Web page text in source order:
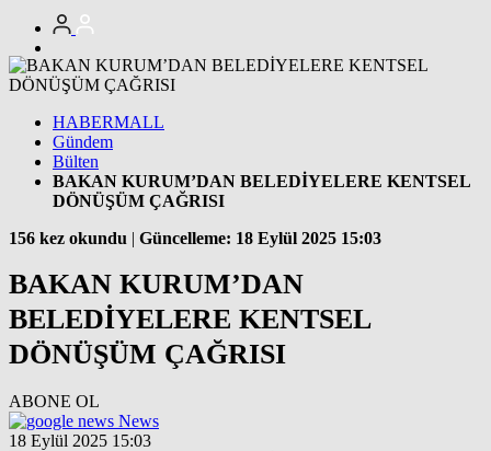
HABERMALL
Gündem
Bülten
BAKAN KURUM’DAN BELEDİYELERE KENTSEL
DÖNÜŞÜM ÇAĞRISI
156 kez okundu | Güncelleme: 18 Eylül 2025 15:03
BAKAN KURUM’DAN
BELEDİYELERE KENTSEL
DÖNÜŞÜM ÇAĞRISI
ABONE OL
News
18 Eylül 2025 15:03